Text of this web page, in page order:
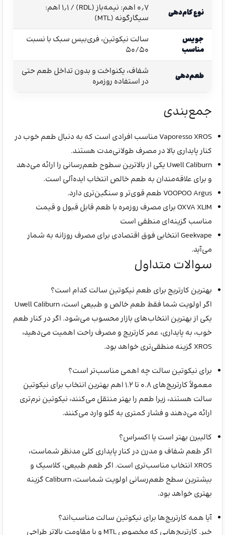
نوع کام‌دهی
۰٫۷ اهم: نیمه‌باز (RDL) / ۱٫۱ اهم:
سیگارگونه (MTL)
جویس
مناسب
سالت نیکوتین، فری‌بیس سبک با نسبت
۵۰/۵۰
طعم‌دهی
شفاف، یکنواخت و بدون تداخل طعم حتی
در استفاده روزمره
جمع‌بندی
Vaporesso XROS مناسب افرادی است که به دنبال طعم خوب در
کنار پایداری بالا در مصرف طولانی‌مدت هستند.
Uwell Caliburn یکی از بالاترین سطوح طعم‌رسانی را ارائه می‌دهد
و برای علاقه‌مندان به طعم خالص انتخاب ایده‌آلی است.
VOOPOO Argus طعم قوی‌تر و سنگین‌تری دارد.
OXVA XLIM برای مصرف روزمره با طعم قابل قبول و قیمت
مناسب گزینه‌ای منطقی است
Geekvape انتخابی فوق اقتصادی برای مصرف روزانه به شمار
می‌آید.
سوالات متداول
بهترین کارتریج برای طعم نیکوتین سالت کدام است؟
اگر اولویت شما فقط طعم خالص و طبیعی است، Uwell Caliburn
یکی از بهترین انتخاب‌های بازار محسوب می‌شود. اگر در کنار طعم
خوب، به پایداری، عمر کارتریج و مصرف راحت اهمیت می‌دهید،
XROS گزینه منطقی‌تری خواهد بود.
برای نیکوتین سالت چه اهمی مناسب‌تر است؟
معمولاً کارتریج‌های ۰.۸ تا ۱.۲ اهم بهترین انتخاب برای نیکوتین
سالت هستند، زیرا طعم را بهتر منتقل می‌کنند، نیکوتین نرم‌تری
ارائه می‌دهند و فشار کمتری به گلو وارد می‌کنند.
کالیبرن بهتر است یا اکسراس؟
اگر طعم شفاف و مدرن در کنار پایداری کلی مدنظر شماست،
XROS انتخاب مناسب‌تری است. اگر طعم طبیعی، کلاسیک و
بیشترین سطح طعم‌رسانی اولویت شماست، Caliburn گزینه
بهتری خواهد بود.
آیا همه کارتریج‌ها برای نیکوتین سالت مناسب‌اند؟
خیر. کارتریج‌هایی که مخصوص MTL و با مقاومت بالاتر طراحی